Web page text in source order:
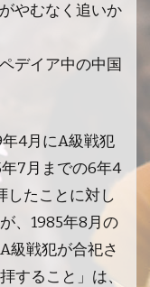
やむなく追いか
デイア中の中国
4月にA級戦犯
7月までの6年4
したことに対し
、1985年8月の
級戦犯が合祀さ
すること」は、